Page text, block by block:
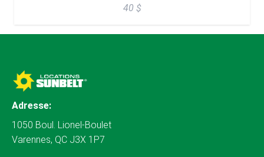
40 $
Adresse:
1050 Boul. Lionel-Boulet
Varennes, QC J3X 1P7